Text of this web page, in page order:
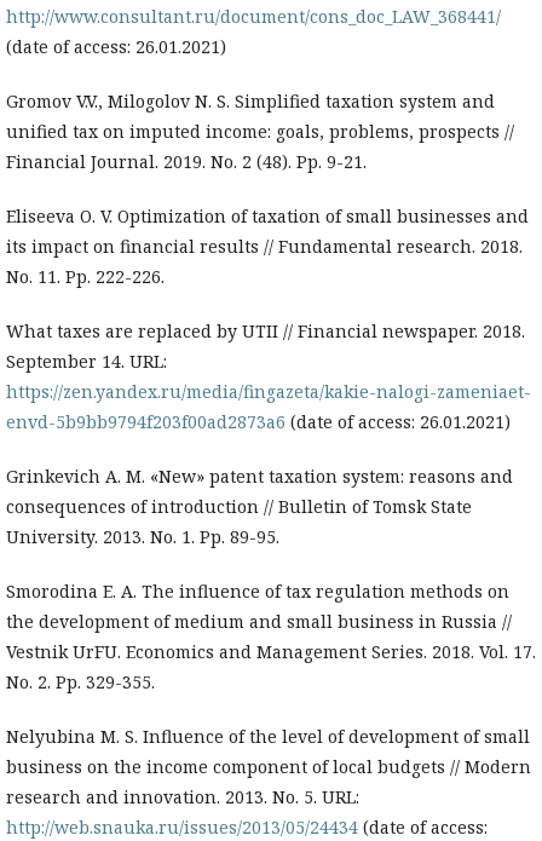
http://www.consultant.ru/document/cons_doc_LAW_368441/
(date of access: 26.01.2021)
Gromov V.V., Milogolov N. S. Simplified taxation system and
unified tax on imputed income: goals, problems, prospects //
Financial Journal. 2019. No. 2 (48). Pp. 9-21.
Eliseeva O. V. Optimization of taxation of small businesses and
its impact on financial results // Fundamental research. 2018.
No. 11. Pp. 222-226.
What taxes are replaced by UTII // Financial newspaper. 2018.
September 14. URL:
https://zen.yandex.ru/media/fingazeta/kakie-nalogi-zameniaet-
envd-5b9bb9794f203f00ad2873a6 (date of access: 26.01.2021)
Grinkevich A. M. «New» patent taxation system: reasons and
consequences of introduction // Bulletin of Tomsk State
University. 2013. No. 1. Pp. 89-95.
Smorodina E. A. The influence of tax regulation methods on
the development of medium and small business in Russia //
Vestnik UrFU. Economics and Management Series. 2018. Vol. 17.
No. 2. Pp. 329-355.
Nelyubina M. S. Influence of the level of development of small
business on the income component of local budgets // Modern
research and innovation. 2013. No. 5. URL:
http://web.snauka.ru/issues/2013/05/24434 (date of access: